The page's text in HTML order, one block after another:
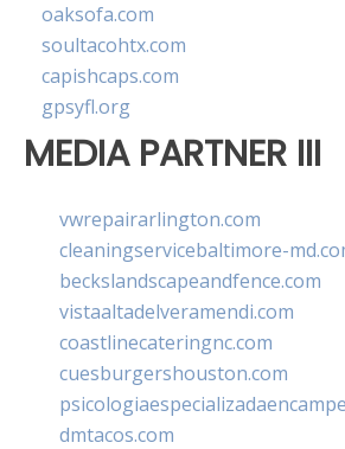
oaksofa.com
soultacohtx.com
capishcaps.com
gpsyfl.org
MEDIA PARTNER III
vwrepairarlington.com
cleaningservicebaltimore-
beckslandscapeandfence.com
vistaaltadelveramendi.com
coastlinecateringnc.com
cuesburgershouston.com
dmtacos.com